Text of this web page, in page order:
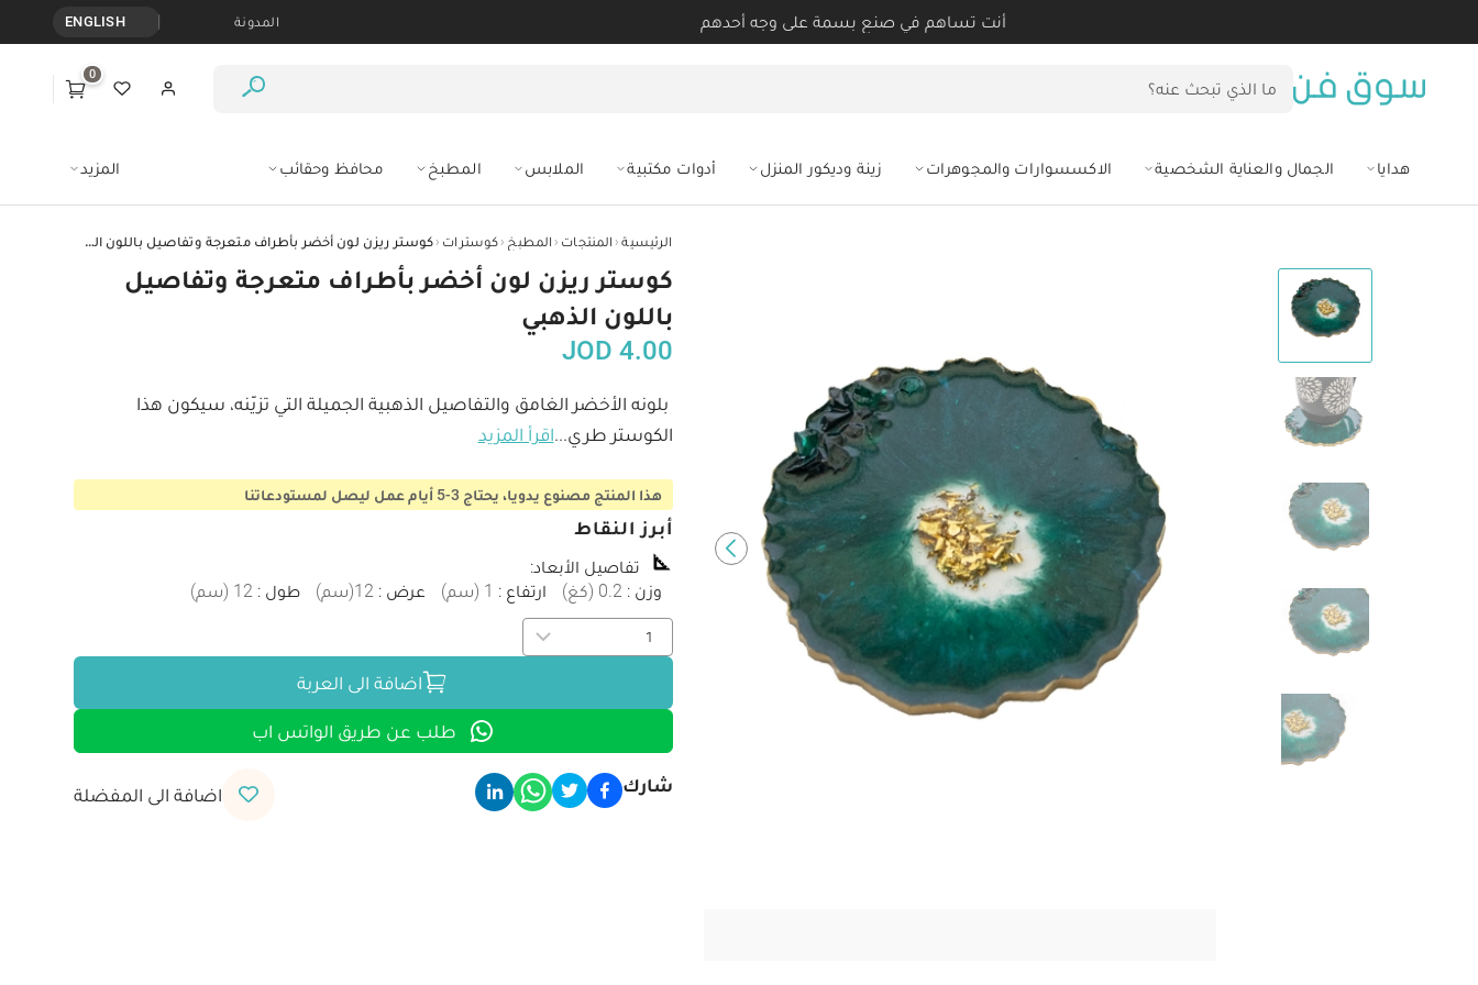
أنت تساهم في صنع بسمة على وجه أحدهم المدونة ENGLISH
0
هدايا الجمال والعناية الشخصية الاكسسوارات والمجوهرات زينة وديكور المنزل أدوات مكتبية الملابس المطبخ محافظ وحقائب المزيد
الرئيسية ‹ المنتجات ‹ المطبخ ‹ كوسترات ‹ كوستر ريزن لون أخضر بأطراف متعرجة وتفاصيل باللون الذهبي
كوستر ريزن لون أخضر بأطراف متعرجة وتفاصيل
باللون الذهبي
JOD 4.00
بلونه الأخضر الغامق والتفاصيل الذهبية الجميلة التي تزيّنه، سيكون هذا
الكوستر طري...اقرأ المزيد
هذا المنتج مصنوع يدويا، يحتاج 3-5 أيام عمل ليصل لمستودعاتنا
أبرز النقاط
تفاصيل الأبعاد:
وزن :
0.2
(كغ) ارتفاع :
1
(سم) عرض :
12
(سم) طول :
12
(سم)
اضافة الى العربة
طلب عن طريق الواتس اب
شارك اضافة الى المفضلة